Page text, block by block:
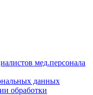
мед.персонала
данных
обработки